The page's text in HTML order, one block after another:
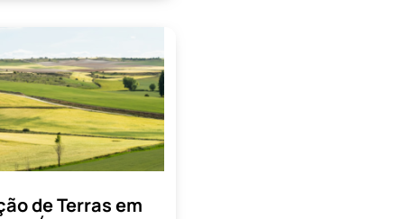
de Terras em